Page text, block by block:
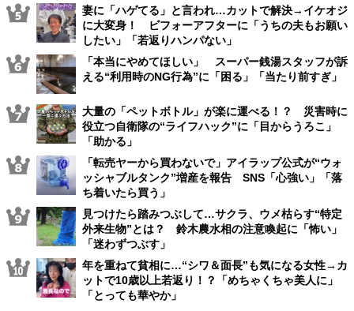
妻に「ハゲてる」と言われ…カットで解決→イケオジ
に大変身！ ビフォーアフターに「うちの夫もお願い
したい」「若返りハンパない」
「本当にやめてほしい」 スーパー銭湯スタッフが訴
える“利用時のNG行為”に「困る」「当たり前すぎ」
大量の「ペットボトル」が楽に運べる！？ 災害時に
役立つ自衛隊の“ライフハック”に「目からうろこ」
「助かる」
「転売ヤーから買わないで」アイラップ公式が“ウォ
ッシャブルタンク”増産を報告 SNS「心強い」「落
ち着いたら買う」
見つけたら踏みつぶして…サクラ、ウメ枯らす“特定
外来生物”とは？ 鈴木農水相の注意喚起に「怖い」
「迷わずつぶす」
年を重ねて貧相に…“シワ＆面長”も気になる女性→カ
ットで10歳以上若返り！？「めちゃくちゃ美人に」
「とっても華やか」